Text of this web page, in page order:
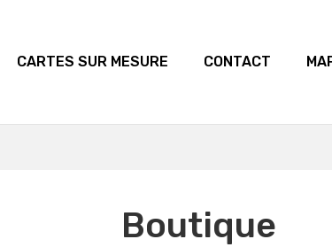
CARTES SUR MESURE CONTACT
Boutique